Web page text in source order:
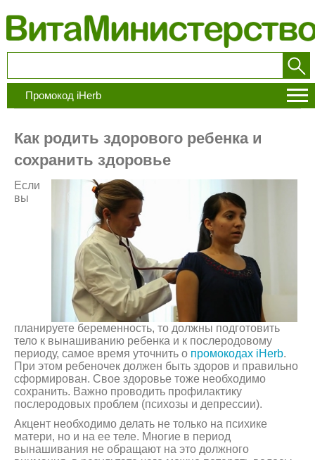
Промокод iHerb
Как родить здорового ребенка и
сохранить здоровье
Если
вы
планируете беременность, то должны подготовить
тело к вынашиванию ребенка и к послеродовому
периоду, самое время уточнить о промокодах iHerb.
При этом ребеночек должен быть здоров и правильно
сформирован. Свое здоровье тоже необходимо
сохранить. Важно проводить профилактику
послеродовых проблем (психозы и депрессии).
Акцент необходимо делать не только на психике
матери, но и на ее теле. Многие в период
вынашивания не обращают на это должного